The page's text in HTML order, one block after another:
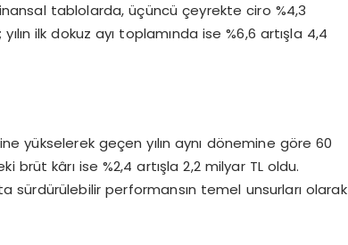
tablolarda,üçüncü çeyrekte ciro %4,3
; yılın ilk dokuz ayı toplamında ise %6,6 artışla 4,4
yükselerek geçen yılın aynı dönemine göre60
brüt kârı ise %2,4 artışla 2,2 milyar TL oldu.
sürdürülebilir performansın temel unsurları olarak